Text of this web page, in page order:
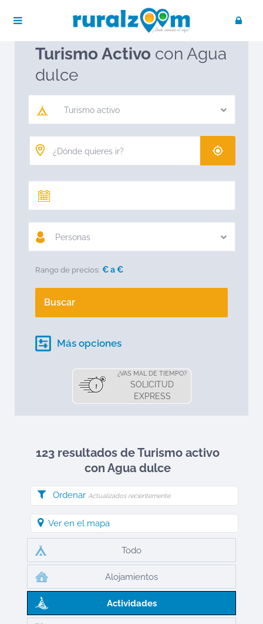
Turismo activo
Turismo Activo con Agua
dulce
Turismo activo
Personas
Rango de precios: € a€
Buscar
Más opciones
¿VAS MAL DE TIEMPO?
SOLICITUD
EXPRESS
123 resultados de Turismo activo
con Agua dulce
Ordenar Actualizados recientemente
Ver en el mapa
Todo
Alojamientos
Actividades